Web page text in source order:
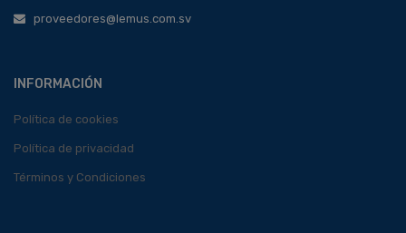
proveedores@lemus.com.sv
INFORMACIÓN
Política de cookies
Política de privacidad
Términos y Condiciones